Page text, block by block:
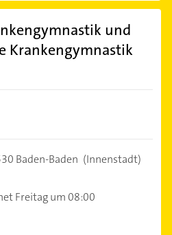
und
Krankengymnastik
Baden-Baden (Innenstadt)
Freitag um 08:00